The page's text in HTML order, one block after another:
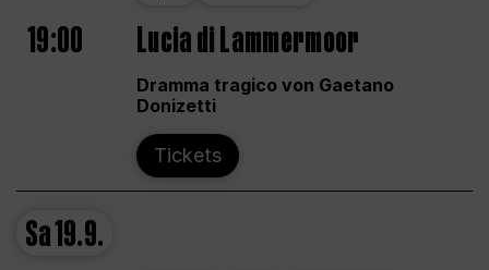
19:00 Lucia di Lammermoor
Dramma tragico von Gaetano
Donizetti
Tickets
Sa19.9.